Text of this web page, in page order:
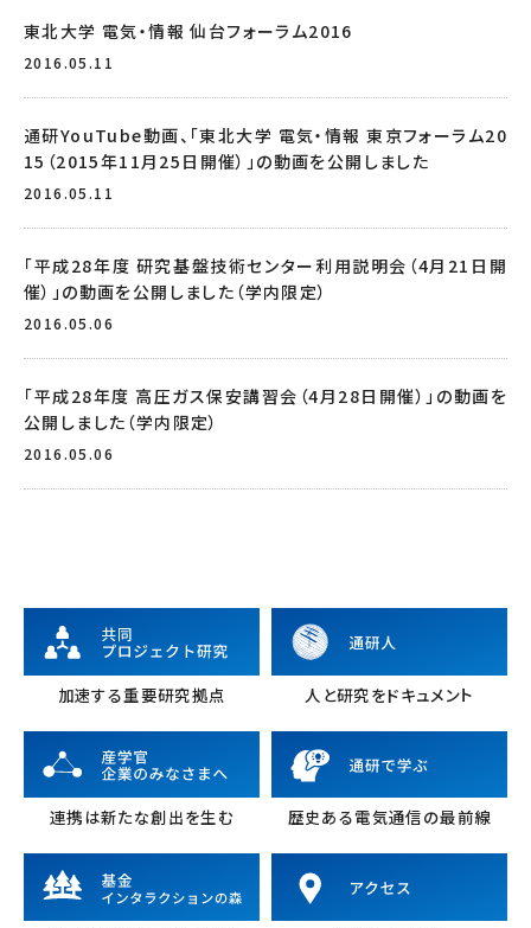
東北大学 電気・情報 仙台フォーラム2016
2016.05.11
通研YouTube動画、「東北大学 電気・情報 東京フォーラム20
15（2015年11月25日開催）」の動画を公開しました
2016.05.11
「平成28年度 研究基盤技術センター利用説明会（4月21日開
催）」の動画を公開しました（学内限定）
2016.05.06
「平成28年度 高圧ガス保安講習会（4月28日開催）」の動画を
公開しました（学内限定）
2016.05.06
加速する重要研究拠点 人と研究をドキュメント
連携は新たな創出を生む 歴史ある電気通信の最前線